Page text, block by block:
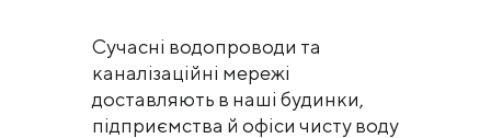
Сучасні водопроводи та
каналізаційні мережі
доставляють в наші будинки,
підприємства й офіси чисту воду